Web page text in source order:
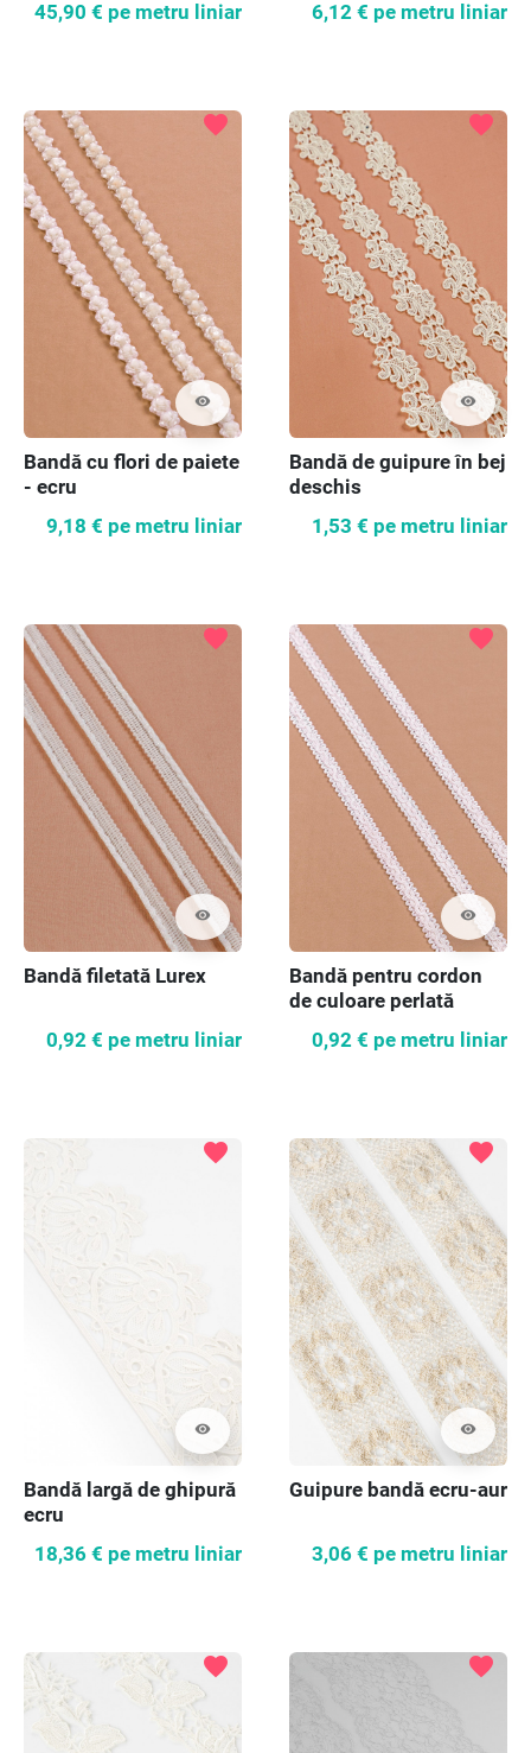
45,90 € pe metru liniar
6,12 € pe metru liniar
visibility
favorite
Bandă cu flori de paiete
- ecru
9,18 € pe metru liniar
visibility
favorite
Bandă de guipure în bej
deschis
1,53 € pe metru liniar
visibility
favorite
Bandă filetată Lurex
0,92 € pe metru liniar
visibility
favorite
Bandă pentru cordon
de culoare perlată
0,92 € pe metru liniar
visibility
favorite
Bandă largă de ghipură
ecru
18,36 € pe metru liniar
visibility
favorite
Guipure bandă ecru-aur
3,06 € pe metru liniar
favorite favorite